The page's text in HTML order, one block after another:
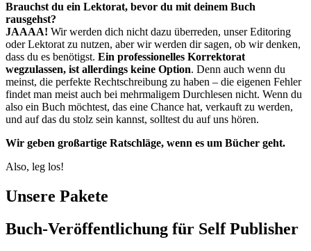
Brauchst du ein Lektorat, bevor du mit deinem Buch
rausgehst?
JAAAA! Wir werden dich nicht dazu überreden, unser Editoring
oder Lektorat zu nutzen, aber wir werden dir sagen, ob wir denken,
dass du es benötigst. Ein professionelles Korrektorat
wegzulassen, ist allerdings keine Option. Denn auch wenn du
meinst, die perfekte Rechtschreibung zu haben – die eigenen Fehler
findet man meist auch bei mehrmaligem Durchlesen nicht. Wenn du
also ein Buch möchtest, das eine Chance hat, verkauft zu werden,
und auf das du stolz sein kannst, solltest du auf uns hören.
Wir geben großartige Ratschläge, wenn es um Bücher geht.
Also, leg los!
Unsere Pakete
Buch-Veröffentlichung für Self Publisher